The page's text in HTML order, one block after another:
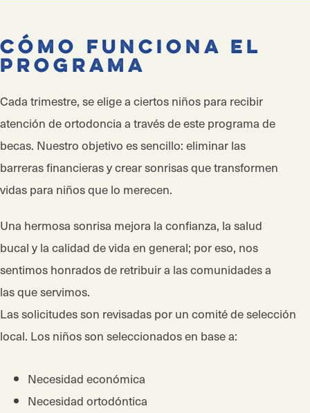
Cómo Funciona el
Programa
Cada trimestre, se elige a ciertos niños para recibir
atención de ortodoncia a través de este programa de
becas. Nuestro objetivo es sencillo: eliminar las
barreras financieras y crear sonrisas que transformen
vidas para niños que lo merecen.
Una hermosa sonrisa mejora la confianza, la salud
bucal y la calidad de vida en general; por eso, nos
sentimos honrados de retribuir a las comunidades a
las que servimos.
Las solicitudes son revisadas por un comité de selección
local. Los niños son seleccionados en base a:
Necesidad económica
Necesidad ortodóntica